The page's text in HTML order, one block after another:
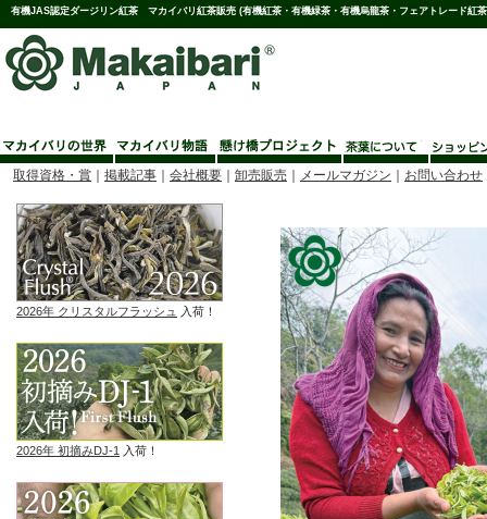
有機JAS認定ダージリン紅茶 マカイバリ紅茶販売 (有機紅茶・有機緑茶・有機烏龍茶・フェアトレード紅
取得資格・賞 掲載記事 会社概要 卸売販売 メールマガジン お問い合わせ
2026年 クリスタルフラッシュ 入荷！
2026年 初摘みDJ-1 入荷！